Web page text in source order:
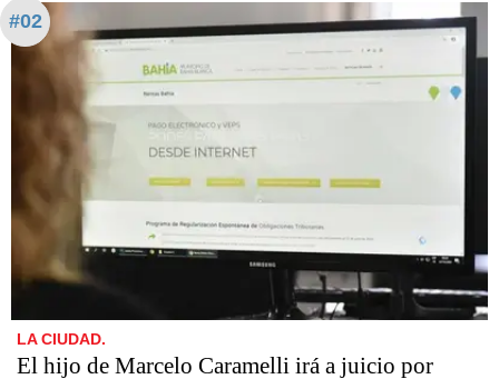
#02
LA CIUDAD.
​​​​​El hijo de Marcelo Caramelli irá a juicio por